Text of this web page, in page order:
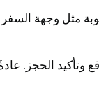
مثل وجهة
وتأكيد الحجز.